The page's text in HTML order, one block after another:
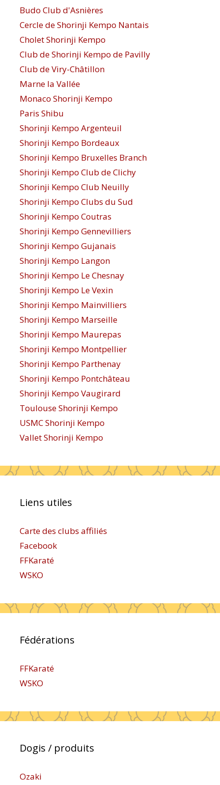
Budo Club d'Asnières
Cercle de Shorinji Kempo Nantais
Cholet Shorinji Kempo
Club de Shorinji Kempo de Pavilly
Club de Viry-Châtillon
Marne la Vallée
Monaco Shorinji Kempo
Paris Shibu
Shorinji Kempo Argenteuil
Shorinji Kempo Bordeaux
Shorinji Kempo Bruxelles Branch
Shorinji Kempo Club de Clichy
Shorinji Kempo Club Neuilly
Shorinji Kempo Clubs du Sud
Shorinji Kempo Coutras
Shorinji Kempo Gennevilliers
Shorinji Kempo Gujanais
Shorinji Kempo Langon
Shorinji Kempo Le Chesnay
Shorinji Kempo Le Vexin
Shorinji Kempo Mainvilliers
Shorinji Kempo Marseille
Shorinji Kempo Maurepas
Shorinji Kempo Montpellier
Shorinji Kempo Parthenay
Shorinji Kempo Pontchâteau
Shorinji Kempo Vaugirard
Toulouse Shorinji Kempo
USMC Shorinji Kempo
Vallet Shorinji Kempo
Liens utiles
Carte des clubs affiliés
Facebook
FFKaraté
WSKO
Fédérations
FFKaraté
WSKO
Dogis / produits
Ozaki